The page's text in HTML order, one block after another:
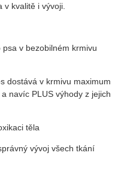
kvalitě i vývoji.
v bezobilném krmivu
dostává v krmivu maximum
navíc PLUS výhody z jejich
těla
vývoj všech tkání